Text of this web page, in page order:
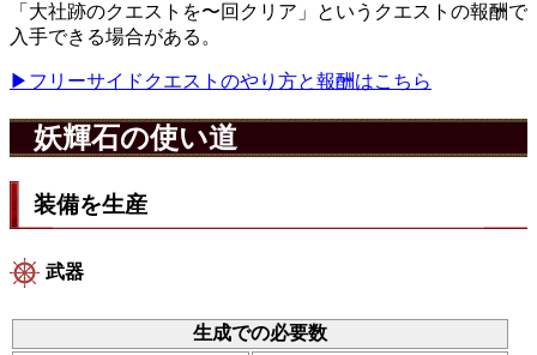
「大社跡のクエストを〜回クリア」というクエストの報酬で
入手できる場合がある。
▶フリーサイドクエストのやり方と報酬はこちら
妖輝石の使い道
装備を生産
武器
生成での必要数